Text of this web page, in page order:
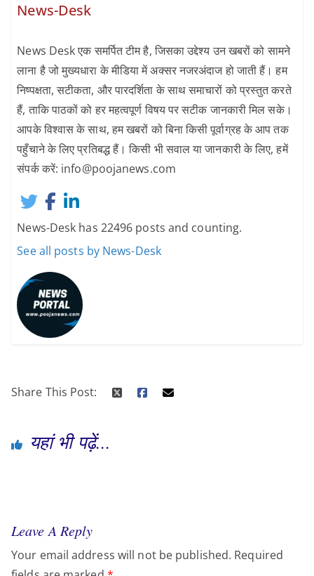
News-Desk
News Desk एक समर्पित टीम है, जिसका उद्देश्य उन खबरों को सामने
लाना है जो मुख्यधारा के मीडिया में अक्सर नजरअंदाज हो जाती हैं। हम
निष्पक्षता, सटीकता, और पारदर्शिता के साथ समाचारों को प्रस्तुत करते
हैं, ताकि पाठकों को हर महत्वपूर्ण विषय पर सटीक जानकारी मिल सके।
आपके विश्वास के साथ, हम खबरों को बिना किसी पूर्वाग्रह के आप तक
पहुँचाने के लिए प्रतिबद्ध हैं। किसी भी सवाल या जानकारी के लिए, हमें
संपर्क करें: info@poojanews.com
News-Desk has 22496 posts and counting.
See all posts by News-Desk
Share This Post:
यहां भी पढ़ें...
Leave A Reply
Your email address will not be published. Required